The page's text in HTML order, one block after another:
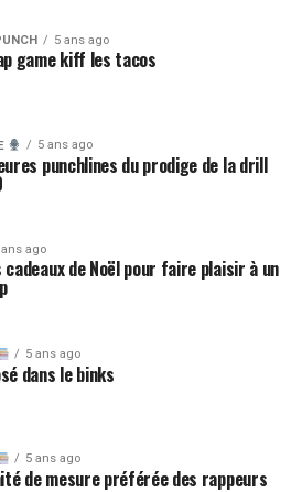
5 ans ago
game kiff les tacos
5 ans ago
punchlines du prodige de la drill
ans ago
cadeaux de Noël pour faire plaisir à un
5 ans ago
dans le binks
5 ans ago
de mesure préférée des rappeurs